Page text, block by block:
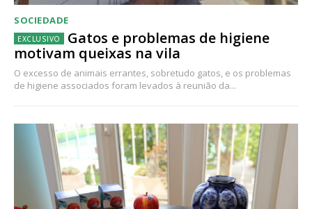
SOCIEDADE
Gatos e problemas de higiene
motivam queixas na vila
O excesso de animais errantes, sobretudo gatos, e os problemas
de higiene associados foram levados à reunião da...